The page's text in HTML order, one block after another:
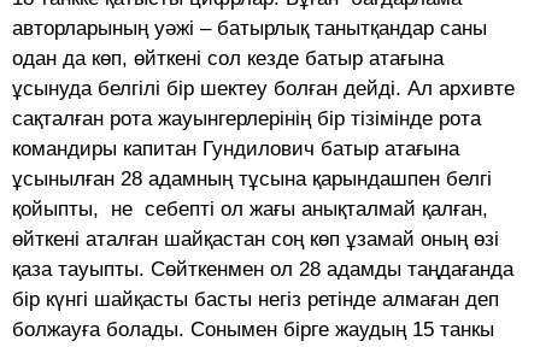
авторларының уәжі – батырлық танытқандар саны
одан да көп, өйткені сол кезде батыр атағына
ұсынуда белгілі бір шектеу болған дейді. Ал архивте
сақталған рота жауынгерлерінің бір тізімінде рота
командиры капитан Гундилович батыр атағына
ұсынылған 28 адамның тұсына қарындашпен белгі
қойыпты, не себепті ол жағы анықталмай қалған,
өйткені аталған шайқастан соң көп ұзамай оның өзі
қаза тауыпты. Сөйткенмен ол 28 адамды таңдағанда
бір күнгі шайқасты басты негіз ретінде алмаған деп
болжауға болады. Сонымен бірге жаудың 15 танкы